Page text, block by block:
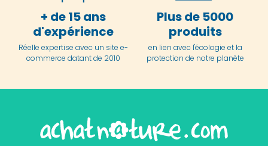
+ de 15 ans
d'expérience
Réelle expertise avec un site e-
commerce datant de 2010
Plus de 5000
produits
en lien avec l'écologie et la
protection de notre planète